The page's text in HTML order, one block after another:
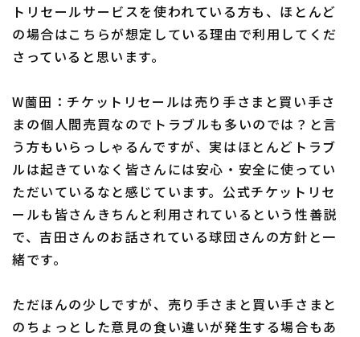
トリセールサービスを使われている方も、ほとんど
の場合はこちらが想定している理由で利用してくだ
さっていると思います。
W薗田：チケットリセールは売り手さまと買い手さ
まの個人間売買なのでトラブルも多いのでは？と言
う方もいらっしゃるんですが、実はほとんどトラブ
ルは起きていなく皆さんには安心・安全に使ってい
ただいているなと感じています。公式チケットリセ
ールも皆さんきちんと利用されているという性善説
で、吉田さんのお話されている球団さんの方針と一
緒です。
ただほんの少しですが、売り手さまと買い手さまと
のちょっとした意見の食い違いが発生する場合もあ